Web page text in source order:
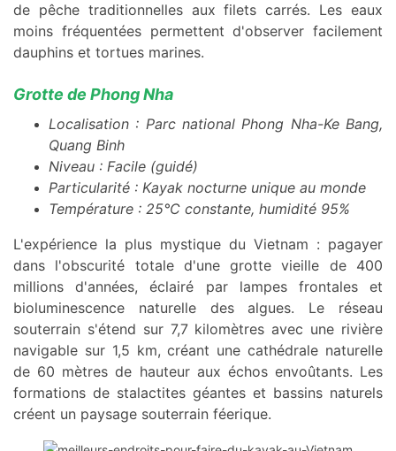
de pêche traditionnelles aux filets carrés. Les eaux
moins fréquentées permettent d'observer facilement
dauphins et tortues marines.
Grotte de Phong Nha
Localisation : Parc national Phong Nha-Ke Bang,
Quang Binh
Niveau : Facile (guidé)
Particularité : Kayak nocturne unique au monde
Température : 25°C constante, humidité 95%
L'expérience la plus mystique du Vietnam : pagayer
dans l'obscurité totale d'une grotte vieille de 400
millions d'années, éclairé par lampes frontales et
bioluminescence naturelle des algues. Le réseau
souterrain s'étend sur 7,7 kilomètres avec une rivière
navigable sur 1,5 km, créant une cathédrale naturelle
de 60 mètres de hauteur aux échos envoûtants. Les
formations de stalactites géantes et bassins naturels
créent un paysage souterrain féerique.